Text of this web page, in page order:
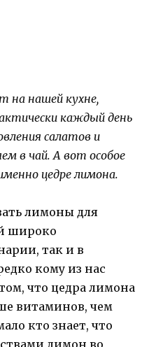
на нашей кухне,
каждый день
салатов и
в чай. А вот особое
цедре лимона.
лимоны для
широко
так и в
кому из нас
что цедра лимона
витаминов, чем
кто знает, что